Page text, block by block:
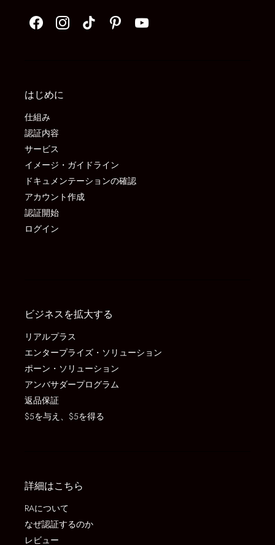
はじめに
仕組み
認証内容
サービス
イメージ・ガイドライン
ドキュメンテーションの確認
アカウント作成
認証開始
ログイン
ビジネスを拡大する
リアルプラス
エンタープライズ・ソリューション
ポーン・ソリューション
アンバサダープログラム
返品保証
$5を与え、$5を得る
詳細はこちら
RAについて
なぜ認証するのか
レビュー